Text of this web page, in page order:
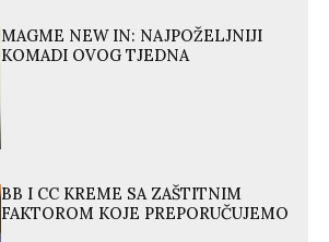
MAGME NEW IN: NAJPOŽELJNIJI
KOMADI OVOG TJEDNA
BB I CC KREME SA ZAŠTITNIM
FAKTOROM KOJE PREPORUČUJEMO